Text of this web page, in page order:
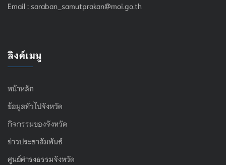
Email : saraban_samutprakan@moi.go.th
ลิงค์เมนู
หน้าหลัก
ข้อมูลทั่วไปจังหวัด
กิจกรรมของจังหวัด
ข่าวประชาสัมพันธ์
ศูนย์ดำรงธรรมจังหวัด